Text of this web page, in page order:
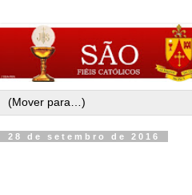
28 de setembro de 2016